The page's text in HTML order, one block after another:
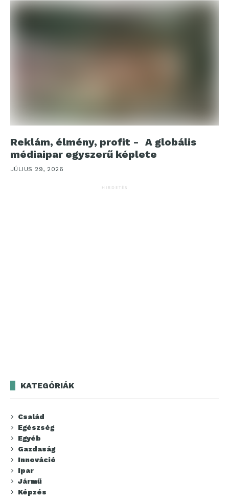
Reklám, élmény, profit - A globális
médiaipar egyszerű képlete
JÚLIUS 29, 2026
HIRDETÉS
KATEGÓRIÁK
Család
Egészség
Egyéb
Gazdaság
Innováció
Ipar
Jármű
Képzés